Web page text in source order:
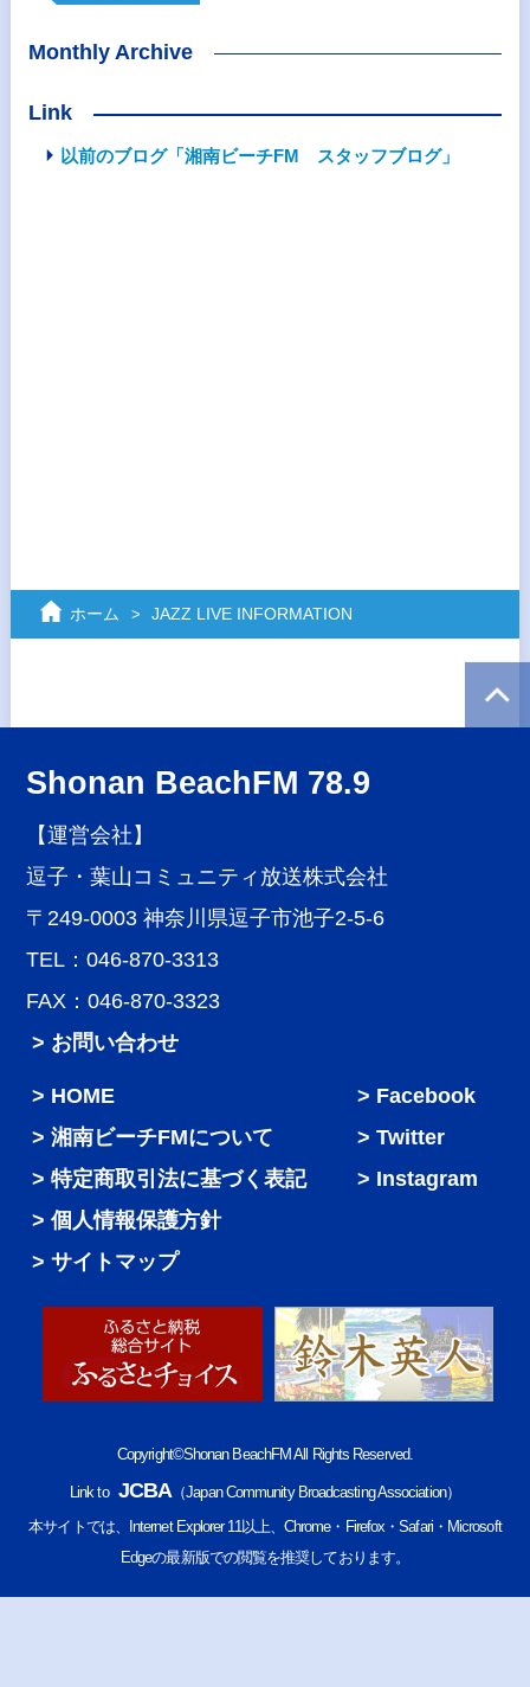
Monthly Archive
Link
以前のブログ「湘南ビーチFM スタッフブログ」
ホーム JAZZ LIVE INFORMATION
Shonan BeachFM 78.9
【運営会社】
逗子・葉山コミュニティ放送株式会社
〒249-0003 神奈川県逗子市池子2-5-6
TEL：046-870-3313
FAX：046-870-3323
> お問い合わせ
HOME
湘南ビーチFMについて
特定商取引法に基づく表記
個人情報保護方針
サイトマップ
Facebook
Twitter
Instagram
Copyright©Shonan BeachFM All Rights Reserved.
Link to JCBA （Japan Community Broadcasting Association）
本サイトでは、Internet Explorer 11以上、Chrome・Firefox・Safari・Microsoft
Edgeの最新版での閲覧を推奨しております。